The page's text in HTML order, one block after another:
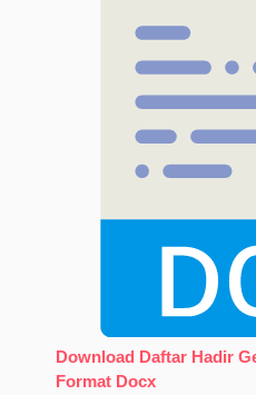
Download Daftar Hadir
Format Docx